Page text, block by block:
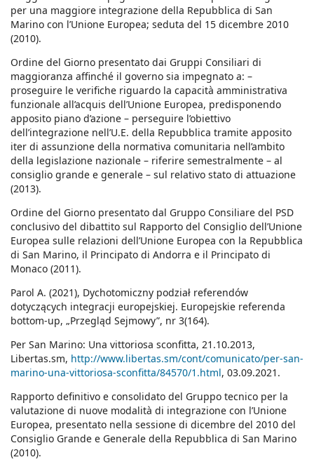
per una maggiore integrazione della Repubblica di San
Marino con l’Unione Europea; seduta del 15 dicembre 2010
(2010).
Ordine del Giorno presentato dai Gruppi Consiliari di
maggioranza affinché il governo sia impegnato a: –
proseguire le verifiche riguardo la capacità amministrativa
funzionale all’acquis dell’Unione Europea, predisponendo
apposito piano d’azione – perseguire l’obiettivo
dell’integrazione nell’U.E. della Repubblica tramite apposito
iter di assunzione della normativa comunitaria nell’ambito
della legislazione nazionale – riferire semestralmente – al
consiglio grande e generale – sul relativo stato di attuazione
(2013).
Ordine del Giorno presentato dal Gruppo Consiliare del PSD
conclusivo del dibattito sul Rapporto del Consiglio dell’Unione
Europea sulle relazioni dell’Unione Europea con la Repubblica
di San Marino, il Principato di Andorra e il Principato di
Monaco (2011).
Parol A. (2021), Dychotomiczny podział referendów
dotyczących integracji europejskiej. Europejskie referenda
bottom-up, „Przegląd Sejmowy”, nr 3(164).
Per San Marino: Una vittoriosa sconfitta, 21.10.2013,
Libertas.sm, http://www.libertas.sm/cont/comunicato/per-san-
marino-una-vittoriosa-sconfitta/84570/1.html, 03.09.2021.
Rapporto definitivo e consolidato del Gruppo tecnico per la
valutazione di nuove modalità di integrazione con l’Unione
Europea, presentato nella sessione di dicembre del 2010 del
Consiglio Grande e Generale della Repubblica di San Marino
(2010).